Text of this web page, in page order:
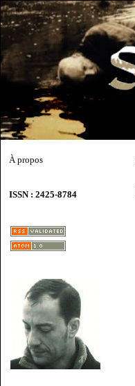
À propos
ISSN : 2425-8784